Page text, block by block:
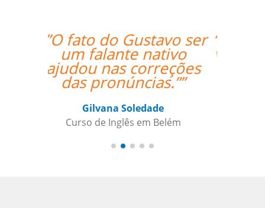
“”The first lesson went
very well! Prof. Carlos
could teach both in
Chinese and English
and we're quite
satisfied with that. ””
Curso de em São Paulo